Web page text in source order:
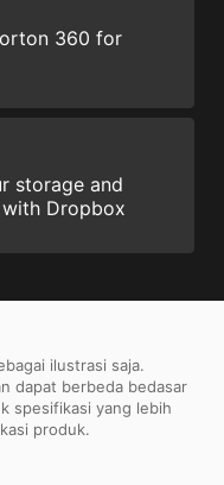
360 for
storage and
Dropbox
ilustrasi saja.
dapat berbeda bedasar
spesifikasi yang lebih
produk.